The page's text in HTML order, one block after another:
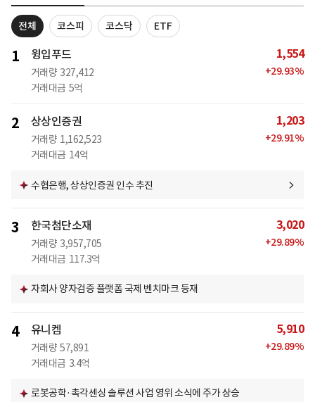
전체 코스피 코스닥 ETF
1 윙입푸드
거래량 327,412
거래대금 5억
1,554
+29.93%
2 상상인증권
거래량 1,162,523
거래대금 14억
1,203
+29.91%
수협은행, 상상인증권 인수 추진
3 한국첨단소재
거래량 3,957,705
거래대금 117.3억
3,020
+29.89%
자회사 양자검증 플랫폼 국제 벤치마크 등재
4 유니켐
거래량 57,891
거래대금 3.4억
5,910
+29.89%
로봇공학·촉각센싱 솔루션 사업 영위 소식에 주가 상승